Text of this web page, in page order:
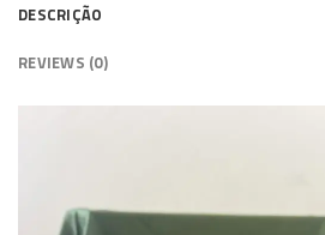
DESCRIÇÃO
REVIEWS (0)